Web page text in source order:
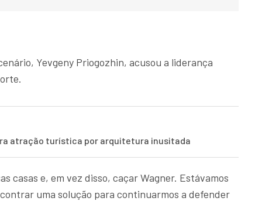
Yevgeny Priogozhin, acusou a liderança
atração turística por arquitetura inusitada
casas e, em vez disso, caçar Wagner. Estávamos
uma solução para continuarmos a defender